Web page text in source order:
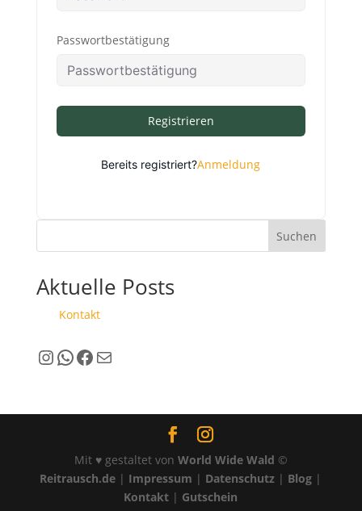
Passwortbestätigung
Registrieren
Bereits registriert?Anmeldung
Suchen
Aktuelle Posts
Kontakt
Instagram
WhatsApp
Facebook
E-Mail
Mit ♥ gestaltet von World Wide Wald ©
Reitrausch.de | Impressum | Datenschutz | Blog |
Kontakt | Gutschein